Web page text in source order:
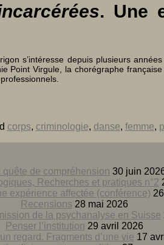
. Une
s’intéresse depuis plusieurs
Point Virgule, la chorégraphe
corps, criminologie, danse, femme,
quête de compréhension 30 juin
Recherches et pratiques n°2
expérience affectée (conférence)
Recensions 28 mai 2026
de la psychanalyse en Suisse
Penser l’institution 29 avril 2026
regard. Fragments d’une vie 17